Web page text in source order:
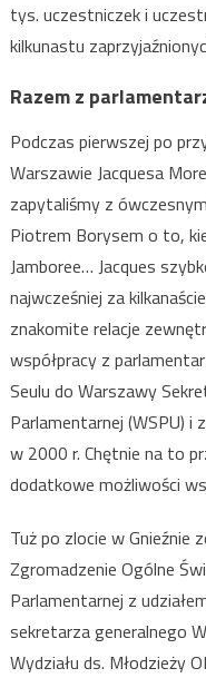
tys. uczestniczek i
kilkunastu
Razem z
Podczas pierwszej po
Warszawie Jacquesa
zapytaliśmy z
Piotrem Borysem o to,
Jamboree… Jacques
najwcześniej za
znakomite relacje
współpracy z
Seulu do Warszawy
Parlamentarnej (WSPU) i
w 2000 r. Chętnie na to
dodatkowe możliwości
Tuż po zlocie w Gnieźnie
Zgromadzenie Ogólne
Parlamentarnej z
sekretarza generalnego
Wydziału ds. Młodzieży